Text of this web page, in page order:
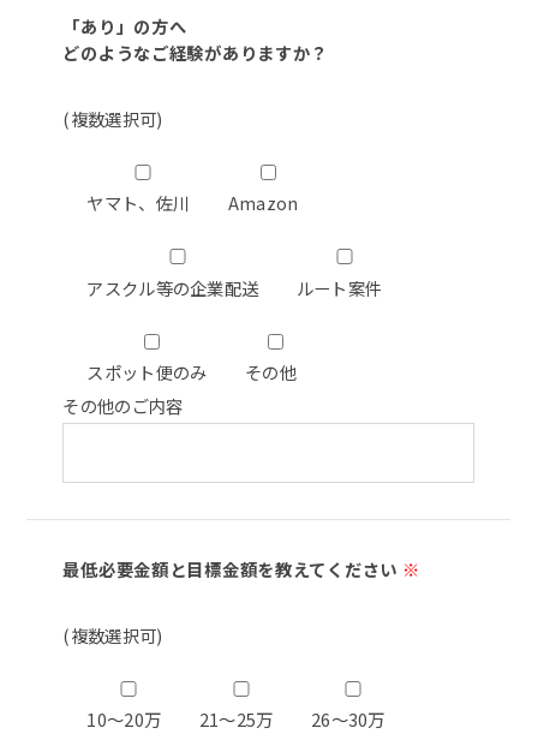
「あり」の方へ
どのようなご経験がありますか？
(複数選択可)
ヤマト、佐川 Amazon
アスクル等の企業配送 ルート案件
スポット便のみ
その他
その他のご内容
最低必要金額と目標金額を教えてください ※
(複数選択可)
10～20万 21～25万 26～30万